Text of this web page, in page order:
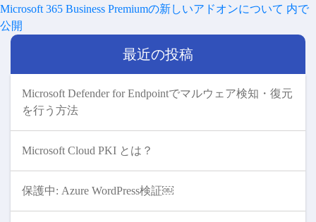
稿
日:
ル
投
稿
ナ
Microsoft 365 Business Premiumの新しいアドオンについて 内で
公開
最近の投稿
Microsoft Defender for Endpointでマルウェア検知・復元
を行う方法
Microsoft Cloud PKI とは？
保護中: Azure WordPress検証￼